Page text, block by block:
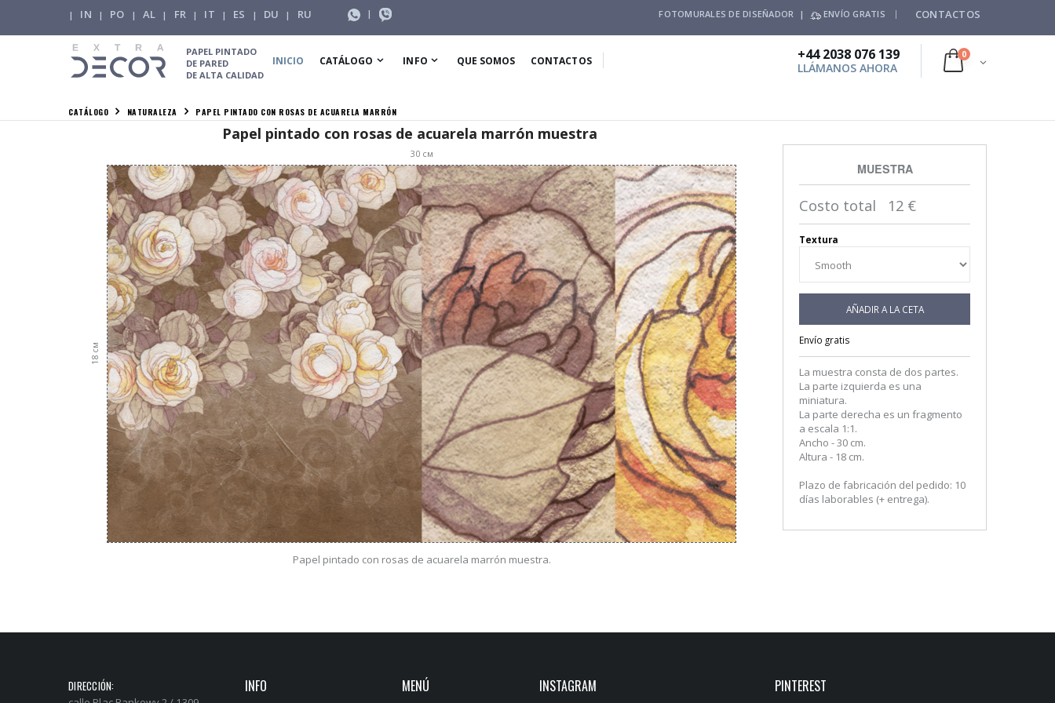
| IN | PO | AL | FR | IT | ES | DU | RU | FOTOMURALES DE DISEÑADOR | ENVÍO GRATIS CONTACTOS
PAPEL PINTADO
DE PARED
DE ALTA CALIDAD
INICIO CATÁLOGO INFO QUE SOMOS CONTACTOS +44 2038 076 139
LLÁMANOS AHORA
0
CATÁLOGO NATURALEZA PAPEL PINTADO CON ROSAS DE ACUARELA MARRÓN
Papel pintado con rosas de acuarela marrón muestra
30см
18
см
Papel pintado con rosas de acuarela marrón muestra.
MUESTRA
Costo total 12 €
Textura
AÑADIR A LA CETA
Envío gratis
La muestra consta de dos partes.
La parte izquierda es una
miniatura.
La parte derecha es un fragmento
a escala 1:1.
Ancho - 30 cm.
Altura - 18 cm.
Plazo de fabricación del pedido: 10
días laborables (+ entrega).
DIRECCIÓN: INFO MENÚ INSTAGRAM PINTEREST